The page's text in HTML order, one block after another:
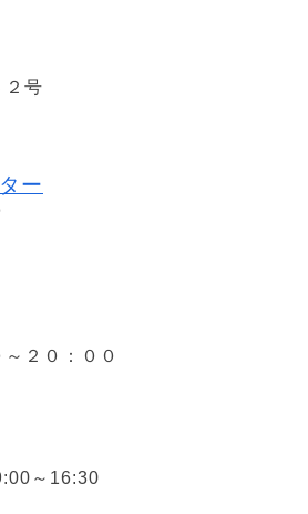
２号
ー
２０：００
～16:30